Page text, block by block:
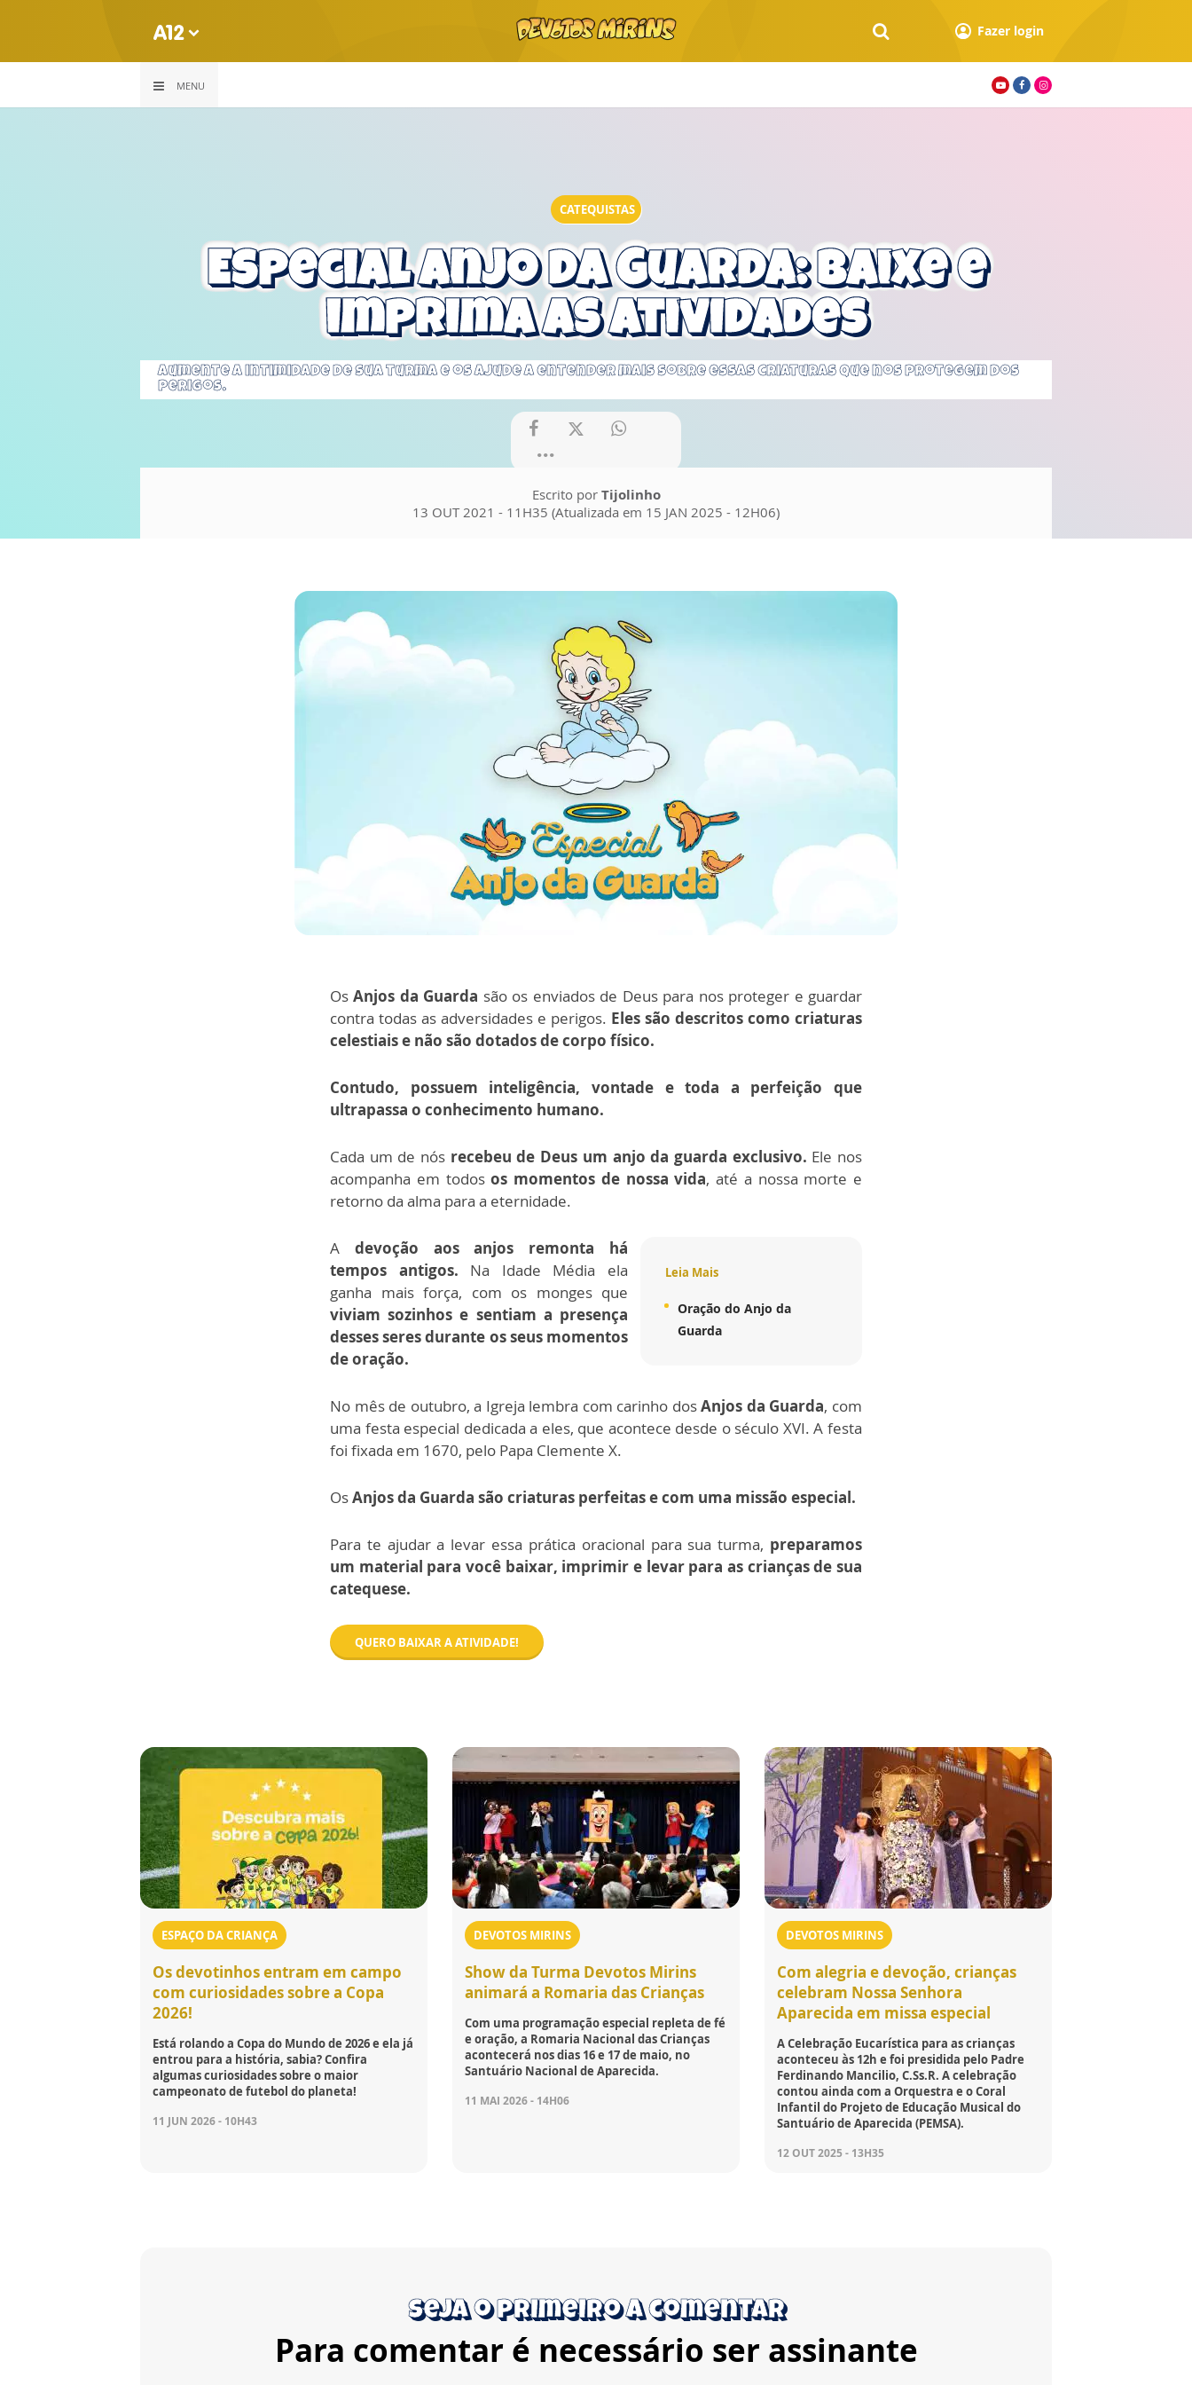
Fazer login
MENU
CATEQUISTAS
Especial Anjo da Guarda: Baixe e
imprima as atividades
Aumente a intimidade de sua turma e os ajude a entender mais sobre essas criaturas que nos protegem dos
perigos.
Escrito por Tijolinho
13 OUT 2021 - 11H35 (Atualizada em 15 JAN 2025 - 12H06)
OsAnjos da Guarda são os enviados de Deus para nos proteger e guardar
contra todas as adversidades e perigos. Eles são descritos como criaturas
celestiais e não são dotados de corpo físico.
Contudo, possuem inteligência, vontade e toda a perfeição que
ultrapassa o conhecimento humano.
Cada um de nós recebeu de Deus um anjo da guarda exclusivo. Ele nos
acompanha em todosos momentos de nossa vida, até a nossa morte e
retorno da alma para a eternidade.
Leia Mais
Oração do Anjo da
Guarda
A devoção aos anjos remonta há
tempos antigos. Na Idade Média ela
ganha mais força, com os monges que
viviam sozinhos e sentiam a presença
desses seres durante os seus momentos
de oração.
No mês de outubro, a Igreja lembra com carinho dosAnjos da Guarda, com
uma festa especial dedicada a eles, que acontece desde o século XVI. A festa
foi fixada em 1670, pelo Papa Clemente X.
OsAnjos da Guarda são criaturas perfeitas e com uma missão especial.
Para te ajudar a levar essa prática oracional para sua turma, preparamos
um material para você baixar, imprimir e levar para as crianças de sua
catequese.
QUERO BAIXAR A ATIVIDADE!
ESPAÇO DA CRIANÇA
Os devotinhos entram em campo
com curiosidades sobre a Copa
2026!
Está rolando a Copa do Mundo de 2026 e ela já
entrou para a história, sabia? Confira
algumas curiosidades sobre o maior
campeonato de futebol do planeta!
11 JUN 2026 - 10H43
DEVOTOS MIRINS
Show da Turma Devotos Mirins
animará a Romaria das Crianças
Com uma programação especial repleta de fé
e oração, a Romaria Nacional das Crianças
acontecerá nos dias 16 e 17 de maio, no
Santuário Nacional de Aparecida.
11 MAI 2026 - 14H06
DEVOTOS MIRINS
Com alegria e devoção, crianças
celebram Nossa Senhora
Aparecida em missa especial
A Celebração Eucarística para as crianças
aconteceu às 12h e foi presidida pelo Padre
Ferdinando Mancilio, C.Ss.R. A celebração
contou ainda com a Orquestra e o Coral
Infantil do Projeto de Educação Musical do
Santuário de Aparecida (PEMSA).
12 OUT 2025 - 13H35
Seja o primeiro a comentar
Para comentar é necessário ser assinante